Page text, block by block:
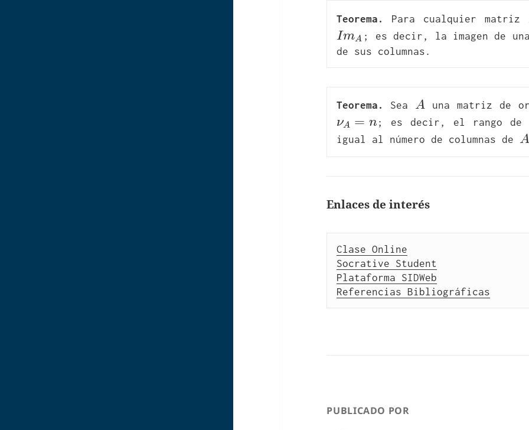
Teorema. Para cualquier matriz
ImA ; es decir, la imagen de
de sus columnas.
Teorema. Sea A
A una matriz de
νA = n; es decir, el rango de
igual al número de columnas de A
A
Enlaces de interés
Clase Online
Socrative Student
Plataforma SIDWeb
Referencias Bibliográficas
PUBLICADO POR